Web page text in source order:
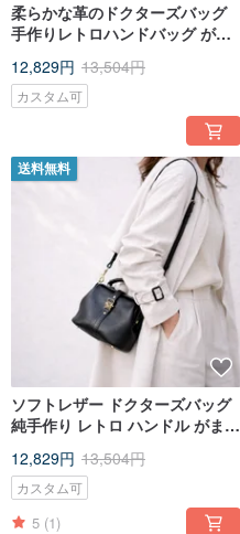
柔らかな革のドクターズバッグ
手作りレトロハンドバッグ がま
転バックルタイプ
12,829円 13,504円
カスタム可
送料無料
ソフトレザー ドクターズバッグ
純手作り レトロ ハンドル がま口
ラック
12,829円 13,504円
カスタム可
5 (1)